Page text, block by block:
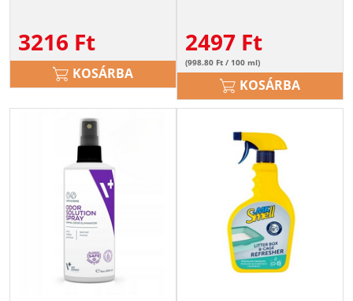
3216 Ft
KOSÁRBA
2497 Ft
(998.80 Ft / 100 ml)
KOSÁRBA